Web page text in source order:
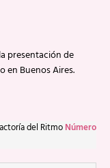
presentación de
en Buenos Aires.
del Ritmo Número